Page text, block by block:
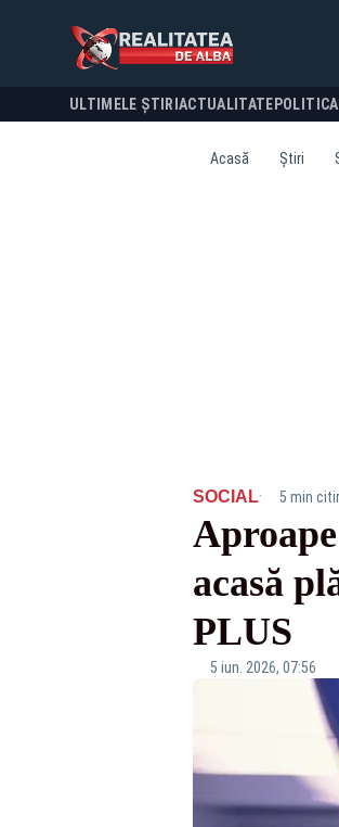
ULTIMELE ȘTIRI ACTUALITATE POLITICA
Acasă Știri
SOCIAL· 5 min
acasă
PLUS
5 iun. 2026, 07:56